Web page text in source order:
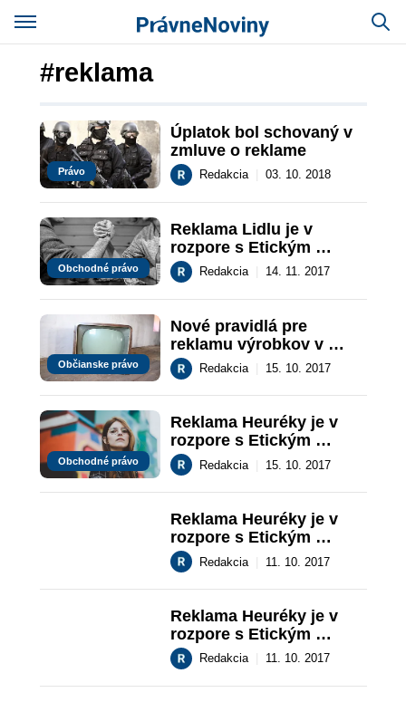
#reklama
Právo
Úplatok bol schovaný v
zmluve o reklame
Redakcia 03. 10. 2018
Obchodné právo
Reklama Lidlu je v
rozpore s Etickým
kódexom reklamy
Redakcia 14. 11. 2017
Občianske právo
Nové pravidlá pre
reklamu výrobkov v
rámci televíznych relácií
Redakcia 15. 10. 2017
Obchodné právo
Reklama Heuréky je v
rozpore s Etickým
kódexom!
Redakcia 15. 10. 2017
Reklama Heuréky je v
rozpore s Etickým
kódexom!
Redakcia 11. 10. 2017
Reklama Heuréky je v
rozpore s Etickým
kódexom!
Redakcia 11. 10. 2017